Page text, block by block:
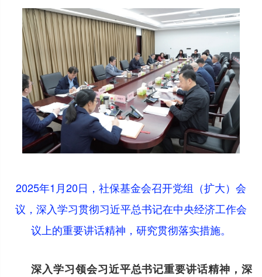
2025年1月20日，社保基金会召开党组（扩大）会
议，深入学习贯彻习近平总书记在中央经济工作会
议上的重要讲话精神，研究贯彻落实措施。
深入学习领会习近平总书记重要讲话精神，深